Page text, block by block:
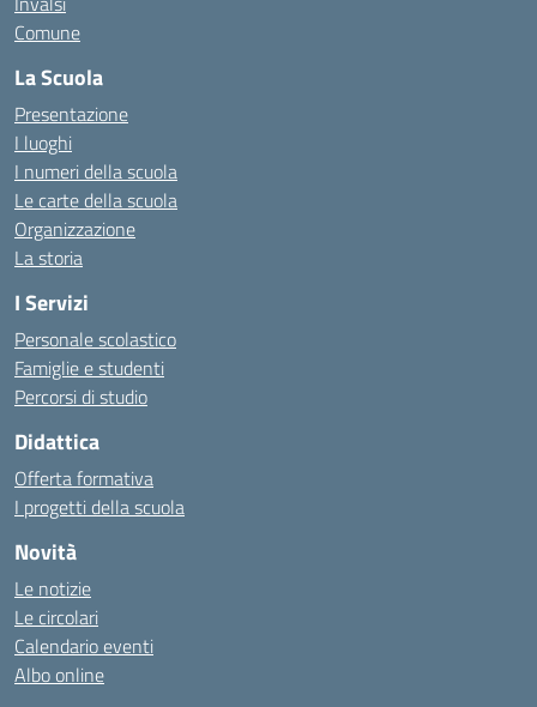
Comune
La Scuola
Presentazione
I luoghi
I numeri della scuola
Le carte della scuola
Organizzazione
La storia
I Servizi
Personale scolastico
Famiglie e studenti
Percorsi di studio
Didattica
Offerta formativa
I progetti della scuola
Novità
Le notizie
Le circolari
Calendario eventi
Albo online